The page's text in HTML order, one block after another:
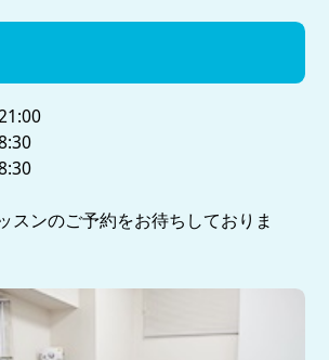
スンのご予約をお待ちしておりま